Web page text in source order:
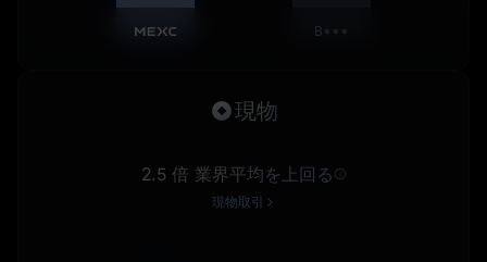
B***
現物
2.5 倍 業界平均を上回る
現物取引